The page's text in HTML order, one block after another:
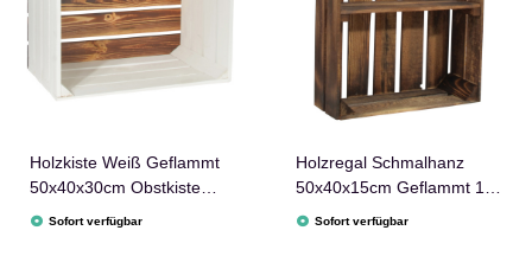
Holzkiste Weiß Geflammt
50x40x30cm Obstkiste
Dekokiste Weinkiste Kiste
Sofort verfügbar
Holzregal Schmalhanz
50x40x15cm Geflammt 1x
kurzes Regal
Sofort verfügbar